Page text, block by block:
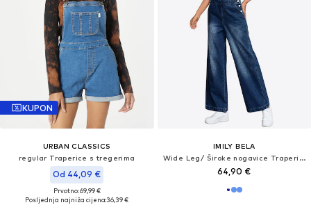
KUPON
URBAN CLASSICS
regular Traperice s tregerima
Od 44,09 €
Prvotno: 69,99 €
Posljednja najniža cijena:36,39 €
IMILY BELA
Wide Leg/ Široke nogavice Traperice s tregerima
64,90 €